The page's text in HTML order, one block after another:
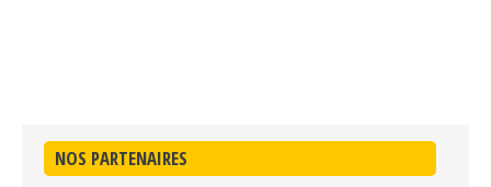
NOS PARTENAIRES